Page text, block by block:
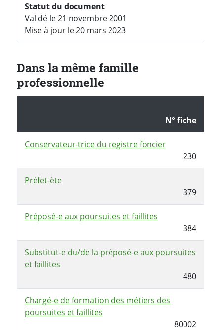
Statut du document
Validé le 21 novembre 2001
Mise à jour le 20 mars 2023
Dans la même famille
professionnelle
N° fiche
Conservateur-trice du registre foncier
230
Préfet-ète
379
Préposé-e aux poursuites et faillites
384
Substitut-e du/de la préposé-e aux poursuites
et faillites
480
Chargé-e de formation des métiers des
poursuites et faillites
80002